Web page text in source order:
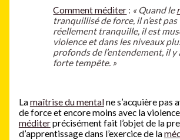
Comment méditer : « Quand le
tranquillisé de force, il n’est pas
réellement tranquille, il est
violence et dans les niveaux
profonds de l’entendement, il y
forte tempête. »
Lamaîtrise du mentalne s’acquière pas
de force et encore moins avec la
méditerprécisément fait l’objet de la
d’apprentissage dans l’exercice de la